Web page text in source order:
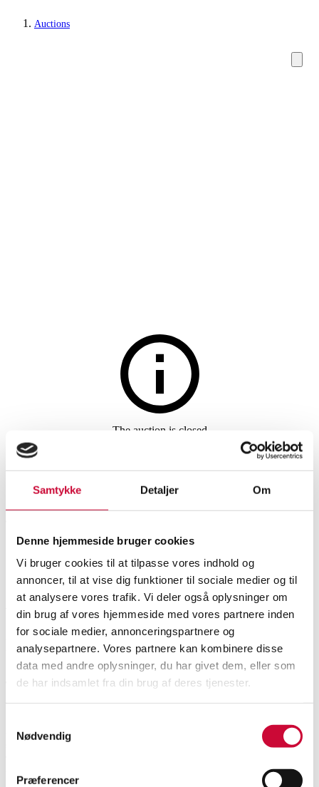
Samtykke Detaljer Om
Denne hjemmeside bruger cookies
Vi bruger cookies til at tilpasse vores indhold og
annoncer, til at vise dig funktioner til sociale medier og til
at analysere vores trafik. Vi deler også oplysninger om
din brug af vores hjemmeside med vores partnere inden
for sociale medier, annonceringspartnere og
analysepartnere. Vores partnere kan kombinere disse
data med andre oplysninger, du har givet dem, eller som
de har indsamlet fra din brug af deres tjenester.
Nødvendig
Præferencer
Auctions
Necklaces, pendants
The auction is closed
Sapphire and diamond
necklace in 14 kt. white gold, L.
45.5 cm. Weight 5.3 g.
SHOWROOM
København
ESTIMATE
DKK 4,000
ITEM NUMBER
6584772
Description
A cluster pendant of 14 kt. white gold adorned with an oval-cut sapphire
surrounded by eight brilliant-cut diamonds totalling approx. 0.14 ct. Color:
box link necklace of 14 kt. white gold, L. 45.5 cm. Width: 1.2 mm. Total